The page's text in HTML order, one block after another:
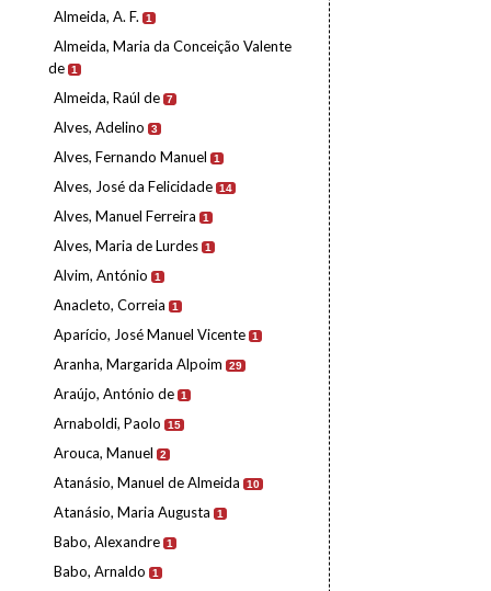
Almeida, A. F. 1
Almeida, Maria da Conceição Valente
de 1
Almeida, Raúl de 7
Alves, Adelino 3
Alves, Fernando Manuel 1
Alves, José da Felicidade 14
Alves, Manuel Ferreira 1
Alves, Maria de Lurdes 1
Alvim, António 1
Anacleto, Correia 1
Aparício, José Manuel Vicente 1
Aranha, Margarida Alpoim 29
Araújo, António de 1
Arnaboldi, Paolo 15
Arouca, Manuel 2
Atanásio, Manuel de Almeida 10
Atanásio, Maria Augusta 1
Babo, Alexandre 1
Babo, Arnaldo 1